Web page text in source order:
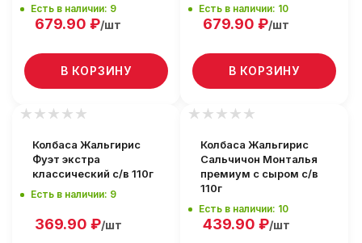
Есть в наличии: 9
679.90 ₽/шт
В КОРЗИНУ
Есть в наличии: 10
679.90 ₽/шт
В КОРЗИНУ
Колбаса Жальгирис
Фуэт экстра
классический с/в 110г
Есть в наличии: 9
369.90 ₽/шт
Колбаса Жальгирис
Сальчичон Монталья
премиум с сыром с/в
110г
Есть в наличии: 10
439.90 ₽/шт